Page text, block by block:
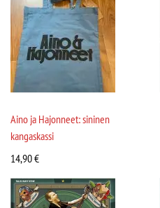
Aino ja Hajonneet: sininen
kangaskassi
14,90€